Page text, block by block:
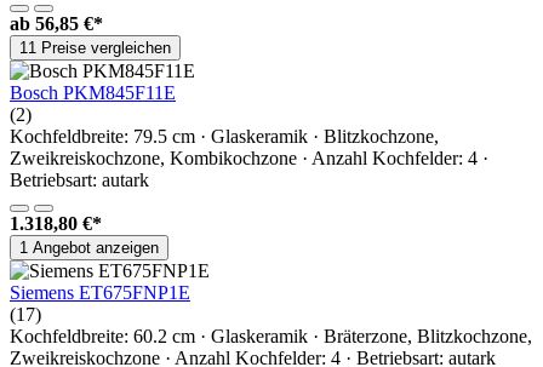
ab 56,85 €*
11 Preise vergleichen
Bosch PKM845F11E
(2)
Kochfeldbreite: 79.5 cm · Glaskeramik · Blitzkochzone,
Zweikreiskochzone, Kombikochzone · Anzahl Kochfelder: 4 ·
Betriebsart: autark
1.318,80 €*
1 Angebot anzeigen
Siemens ET675FNP1E
(17)
Kochfeldbreite: 60.2 cm · Glaskeramik · Bräterzone, Blitzkochzone,
Zweikreiskochzone · Anzahl Kochfelder: 4 · Betriebsart: autark